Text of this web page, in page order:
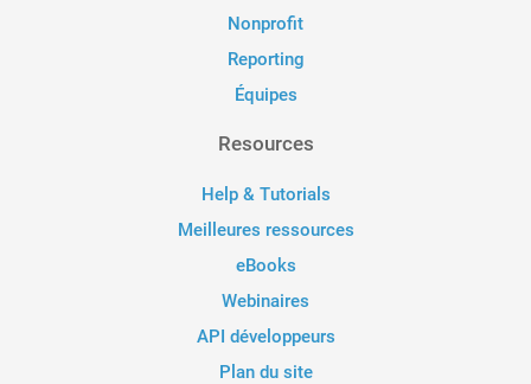
Nonprofit
Reporting
Équipes
Resources
Help & Tutorials
Meilleures ressources
eBooks
Webinaires
API développeurs
Plan du site